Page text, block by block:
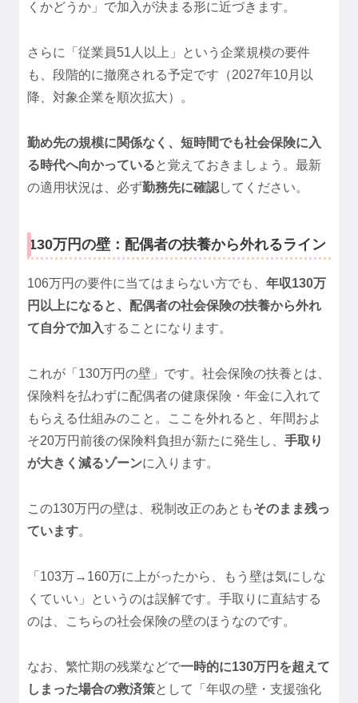
くかどうか」で加入が決まる形に近づきます。
さらに「従業員51人以上」という企業規模の要件
も、段階的に撤廃される予定です（2027年10月以
降、対象企業を順次拡大）。
勤め先の規模に関係なく、短時間でも社会保険に入
る時代へ向かっていると覚えておきましょう。最新
の適用状況は、必ず勤務先に確認してください。
130万円の壁：配偶者の扶養から外れるライン
106万円の要件に当てはまらない方でも、 年収130万
円以上になると、配偶者の社会保険の扶養から外れ
て自分で加入することになります。
これが「130万円の壁」です。社会保険の扶養とは、
保険料を払わずに配偶者の健康保険・年金に入れて
もらえる仕組みのこと。ここを外れると、年間およ
そ20万円前後の保険料負担が新たに発生し、 手取り
が大きく減るゾーンに入ります。
この130万円の壁は、税制改正のあともそのまま残っ
ています。
「103万→160万に上がったから、もう壁は気にしな
くていい」というのは誤解です。手取りに直結する
のは、こちらの社会保険の壁のほうなのです。
なお、繁忙期の残業などで一時的に130万円を超えて
しまった場合の救済策として「年収の壁・支援強化